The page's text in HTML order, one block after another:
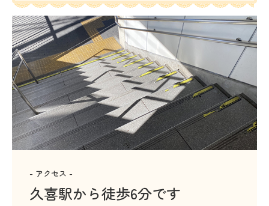
- アクセス -
久喜駅から徒歩6分です